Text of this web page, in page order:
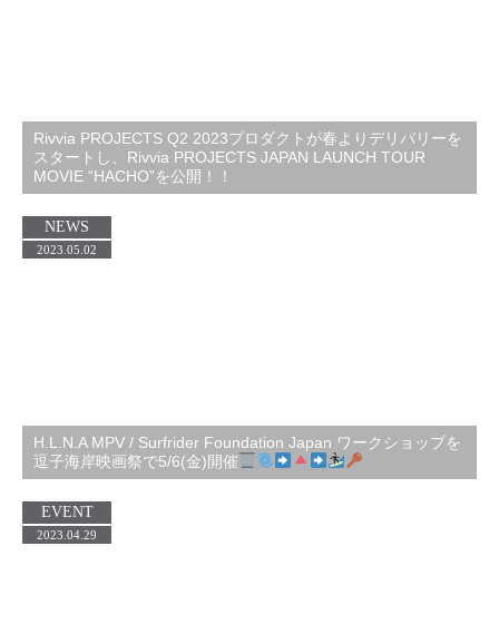
Rivvia PROJECTS Q2 2023プロダクトが春よりデリバリーを
スタートし、Rivvia PROJECTS JAPAN LAUNCH TOUR
MOVIE “HACHO”を公開！！
H.L.N.A MPV / Surfrider Foundation Japan ワークショップを
逗子海岸映画祭で5/6(金)開催
NEWS
2023.05.02
EVENT
2023.04.29